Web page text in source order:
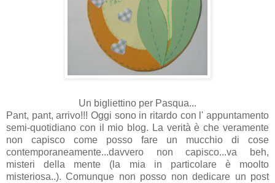
Un bigliettino per Pasqua...
Pant, pant, arrivo!!! Oggi sono in ritardo con l' appuntamento
semi-quotidiano con il mio blog. La verità è che veramente
non capisco come posso fare un mucchio di cose
contemporaneamente...davvero non capisco...va beh,
misteri della mente (la mia in particolare è moolto
misteriosa..). Comunque non posso non dedicare un post